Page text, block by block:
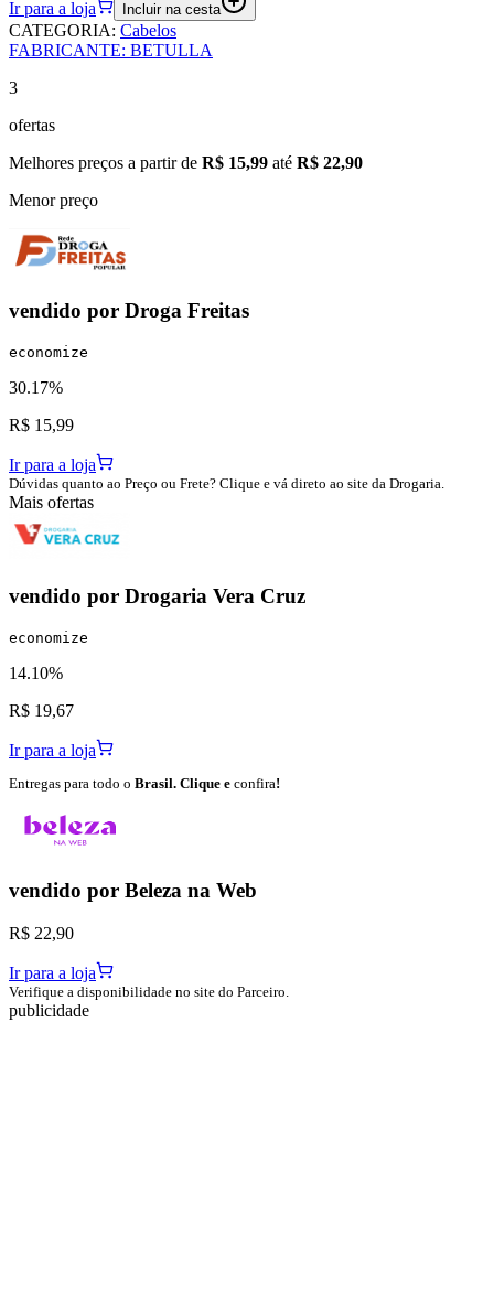
Ir para a loja Incluir na cesta
CATEGORIA: Cabelos
FABRICANTE: BETULLA
3
ofertas
Melhores preços a partir de R$ 15,99 até R$ 22,90
Menor preço
vendido por Droga Freitas
economize
30.17%
R$ 15,99
Ir para a loja
Dúvidas quanto ao Preço ou Frete? Clique e vá direto ao site da Drogaria.
Mais ofertas
vendido por Drogaria Vera Cruz
economize
14.10%
R$ 19,67
Ir para a loja
Entregas para todo o Brasil. Clique e confira!
vendido por Beleza na Web
R$ 22,90
Ir para a loja
Verifique a disponibilidade no site do Parceiro.
publicidade